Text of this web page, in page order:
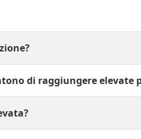
di raggiungere elevate